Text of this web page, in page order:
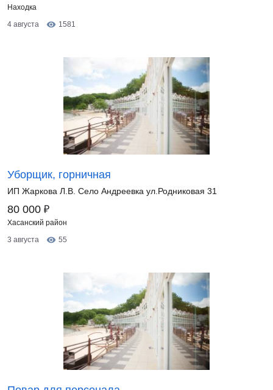
Находка
4 августа
1581
Уборщик, горничная
ИП Жаркова Л.В. Село Андреевка ул.Родниковая 31
80 000 ₽
Хасанский район
3 августа
55